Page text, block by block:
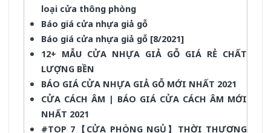
loại cửa thông phòng
Báo giá cửa nhựa giả gỗ
Báo giá cửa nhựa giả gỗ [8/2021]
12+ MẪU CỬA NHỰA GIẢ GỖ GIÁ RẺ CHẤT
LƯỢNG BỀN
BÁO GIÁ CỬA NHỰA GIẢ GỖ MỚI NHẤT 2021
CỬA CÁCH ÂM | BÁO GIÁ CỬA CÁCH ÂM MỚI
NHẤT 2021
#TOP 7【CỬA PHÒNG NGỦ】THỜI THƯỢNG